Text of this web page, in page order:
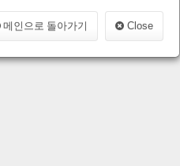
메인으로 돌아가기 Close